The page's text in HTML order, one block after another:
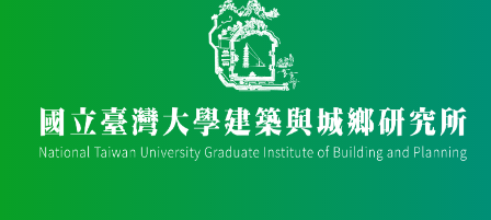
灣
大
學